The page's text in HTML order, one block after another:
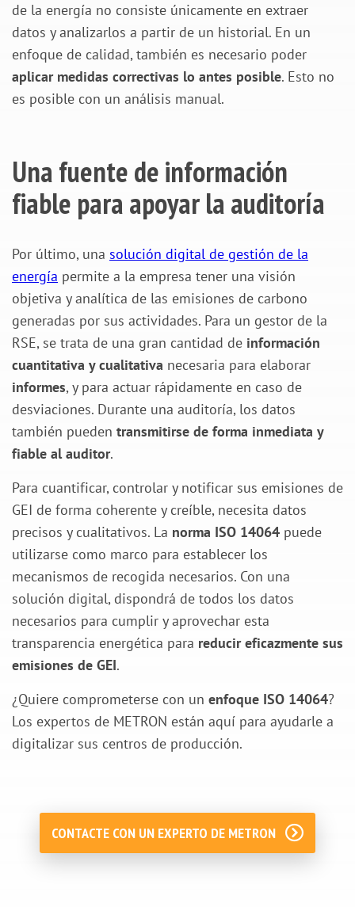
de la energía no consiste únicamente en extraer
datos y analizarlos a partir de un historial. En un
enfoque de calidad, también es necesario poder
aplicar medidas correctivas lo antes posible. Esto no
es posible con un análisis manual.
Una fuente de información
fiable para apoyar la auditoría
Por último, una solución digital de gestión de la
energía permite a la empresa tener una visión
objetiva y analítica de las emisiones de carbono
generadas por sus actividades. Para un gestor de la
RSE, se trata de una gran cantidad de información
cuantitativa y cualitativa necesaria para elaborar
informes, y para actuar rápidamente en caso de
desviaciones. Durante una auditoría, los datos
también pueden transmitirse de forma inmediata y
fiable al auditor.
Para cuantificar, controlar y notificar sus emisiones de
GEI de forma coherente y creíble, necesita datos
precisos y cualitativos. La norma ISO 14064 puede
utilizarse como marco para establecer los
mecanismos de recogida necesarios. Con una
solución digital, dispondrá de todos los datos
necesarios para cumplir y aprovechar esta
transparencia energética para reducir eficazmente sus
emisiones de GEI.
¿Quiere comprometerse con un enfoque ISO 14064?
Los expertos de METRON están aquí para ayudarle a
digitalizar sus centros de producción.
CONTACTE CON UN EXPERTO DE METRON